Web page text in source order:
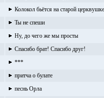
Колокол бьётся на старой церквушке
Ты не спеши
Ну, до чего же мы просты
Спасибо брат! Спасибо друг!
***
притча о булате
песнь Орла